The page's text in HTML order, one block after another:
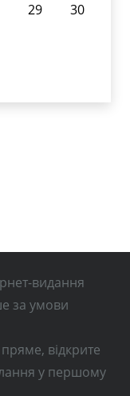
29
30
видання
за умови
відкрите
у першому